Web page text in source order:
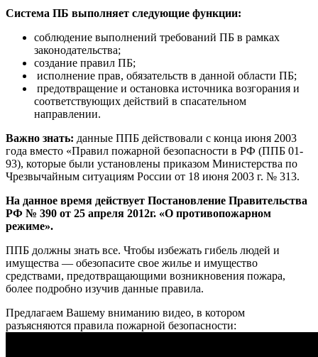
Система ПБ выполняет следующие функции:
соблюдение выполнений требований ПБ в рамках
законодательства;
создание правил ПБ;
исполнение прав, обязательств в данной области ПБ;
предотвращение и остановка источника возгорания и
соответствующих действий в спасательном
направлении.
Важно знать: данные ППБ действовали с конца июня 2003
года вместо «Правил пожарной безопасности в РФ (ППБ 01-
93), которые были установлены приказом Министерства по
Чрезвычайным ситуациям России от 18 июня 2003 г. № 313.
На данное время действует Постановление Правительства
РФ № 390 от 25 апреля 2012г. «О противопожарном
режиме».
ППБ должны знать все. Чтобы избежать гибель людей и
имущества — обезопасите свое жилье и имущество
средствами, предотвращающими возникновения пожара,
более подробно изучив данные правила.
Предлагаем Вашему вниманию видео, в котором
разъясняются правила пожарной безопасности: